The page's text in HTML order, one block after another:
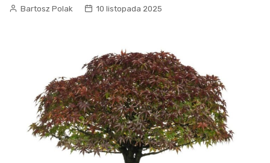
Bartosz Polak 10 listopada 2025